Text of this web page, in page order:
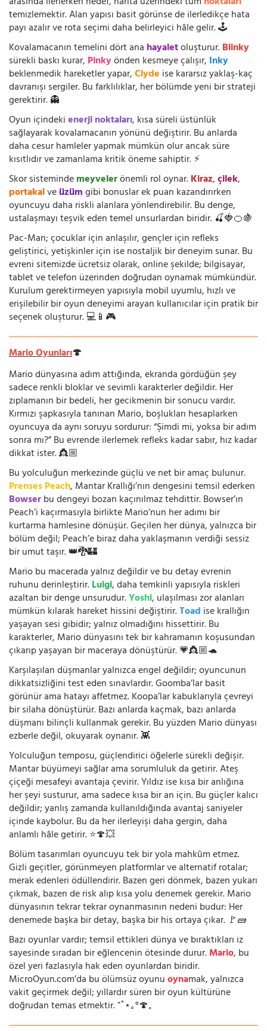
temizlemektir. Alan yapısı basit görünse de ilerledikçe hata
payı azalır ve rota seçimi daha belirleyici hâle gelir. 🕹️
Kovalamacanın temelini dört ana hayaletoluşturur.Blinky
sürekli baskı kurar, Pinkyönden kesmeye çalışır, Inky
beklenmedik hareketler yapar,Clyde ise kararsız yaklaş-kaç
davranışı sergiler. Bu farklılıklar, her bölümde yeni bir strateji
gerektirir. 👻
Oyun içindekienerji noktaları, kısa süreli üstünlük
sağlayarak kovalamacanın yönünü değiştirir. Bu anlarda
daha cesur hamleler yapmak mümkün olur ancak süre
kısıtlıdır ve zamanlama kritik öneme sahiptir. ⚡
Skor sistemindemeyvelerönemli rol oynar.Kiraz,çilek,
portakalveüzümgibi bonuslar ek puan kazandırırken
oyuncuyu daha riskli alanlara yönlendirebilir. Bu denge,
ustalaşmayı teşvik eden temel unsurlardan biridir. 🍒🍓🍊🍇
Pac-Man; çocuklar için anlaşılır, gençler için refleks
geliştirici, yetişkinler için ise nostaljik bir deneyim sunar. Bu
evreni sitemizde ücretsiz olarak, online şekilde; bilgisayar,
tablet ve telefon üzerinden doğrudan oynamak mümkündür.
Kurulum gerektirmeyen yapısıyla mobil uyumlu, hızlı ve
erişilebilir bir oyun deneyimi arayan kullanıcılar için pratik bir
seçenek oluşturur. 💻📱🎮
Mario Oyunları🍄
Mario dünyasına adım attığında, ekranda gördüğün şey
sadece renkli bloklar ve sevimli karakterler değildir. Her
zıplamanın bir bedeli, her gecikmenin bir sonucu vardır.
Kırmızı şapkasıyla tanınan Mario, boşlukları hesaplarken
oyuncuya da aynı soruyu sordurur: “Şimdi mi, yoksa bir adım
sonra mı?” Bu evrende ilerlemek refleks kadar sabır, hız kadar
dikkat ister. 👸🏼
Bu yolculuğun merkezinde güçlü ve net bir amaç bulunur.
Prenses Peach, Mantar Krallığı’nın dengesini temsil ederken
Bowserbu dengeyi bozan kaçınılmaz tehdittir. Bowser’ın
Peach’i kaçırmasıyla birlikte Mario’nun her adımı bir
kurtarma hamlesine dönüşür. Geçilen her dünya, yalnızca bir
bölüm değil; Peach’e biraz daha yaklaşmanın verdiği sessiz
bir umut taşır. 👑🐉🏰
Mario bu macerada yalnız değildir ve bu detay evrenin
ruhunu derinleştirir.Luigi, daha temkinli yapısıyla riskleri
azaltan bir denge unsurudur.Yoshi, ulaşılması zor alanları
mümkün kılarak hareket hissini değiştirir.Toad ise krallığın
yaşayan sesi gibidir; yalnız olmadığını hissettirir. Bu
karakterler, Mario dünyasını tek bir kahramanın koşusundan
çıkarıp yaşayan bir maceraya dönüştürür. 💗👸🏼🐢
Karşılaşılan düşmanlar yalnızca engel değildir; oyuncunun
dikkatsizliğini test eden sınavlardır. Goomba’lar basit
görünür ama hatayı affetmez. Koopa’lar kabuklarıyla çevreyi
bir silaha dönüştürür. Bazı anlarda kaçmak, bazı anlarda
düşmanı bilinçli kullanmak gerekir. Bu yüzden Mario dünyası
ezberle değil, okuyarak oynanır. 👾
Yolculuğun temposu, güçlendirici öğelerle sürekli değişir.
Mantar büyümeyi sağlar ama sorumluluk da getirir. Ateş
çiçeği mesafeyi avantaja çevirir. Yıldız ise kısa bir anlığına
her şeyi susturur, ama sadece kısa bir an için. Bu güçler kalıcı
değildir; yanlış zamanda kullanıldığında avantaj saniyeler
içinde kaybolur. Bu da her ilerleyişi daha gergin, daha
anlamlı hâle getirir. ⭐🍄💥
Bölüm tasarımları oyuncuyu tek bir yola mahkûm etmez.
Gizli geçitler, görünmeyen platformlar ve alternatif rotalar;
merak edenleri ödüllendirir. Bazen geri dönmek, bazen yukarı
çıkmak, bazen de risk alıp kısa yolu denemek gerekir. Mario
dünyasının tekrar tekrar oynanmasının nedeni budur: Her
denemede başka bir detay, başka bir his ortaya çıkar. 🚩🧱
Bazı oyunlar vardır; temsil ettikleri dünya ve bıraktıkları iz
sayesinde sıradan bir eğlencenin ötesinde durur.Mario, bu
özel yeri fazlasıyla hak eden oyunlardan biridir.
MicroOyun.com’da bu ölümsüz oyunuoynamak, yalnızca
vakit geçirmek değil; yıllardır süren bir oyun kültürüne
doğrudan temas etmektir. ⁺˚⋆｡°🍄₊